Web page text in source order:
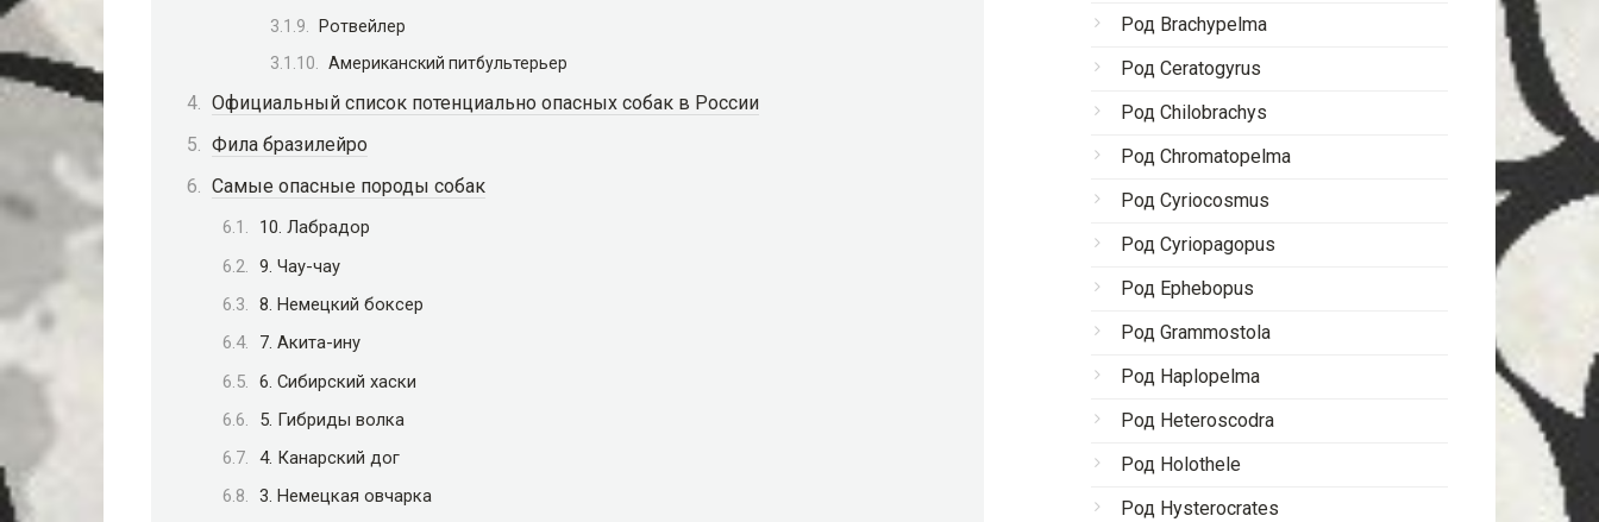
Ротвейлер
Американский питбультерьер
Официальный список потенциально опасных собак в России
Фила бразилейро
Самые опасные породы собак
10. Лабрадор
9. Чау-чау
8. Немецкий боксер
7. Акита-ину
6. Сибирский хаски
5. Гибриды волка
4. Канарский дог
3. Немецкая овчарка
Род Brachypelma
Род Ceratogyrus
Род Chilobrachys
Род Chromatopelma
Род Cyriocosmus
Род Cyriopagopus
Род Ephebopus
Род Grammostola
Род Haplopelma
Род Heteroscodra
Род Holothele
Род Hysterocrates